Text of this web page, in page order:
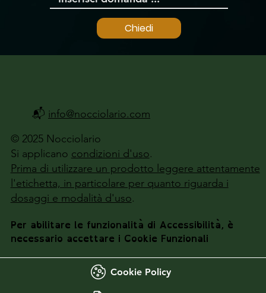
Chiedi
© 2025 Nocciolario
Si applicano condizioni d'uso.
Prima di utilizzare un prodotto leggere attentamente
l'etichetta, in particolare per quanto riguarda i
dosaggi e modalità d'uso.
Per abilitare le funzionalità di Accessibilità, è
necessario accettare i Cookie Funzionali
Cookie Policy
📬 info@nocciolario.com